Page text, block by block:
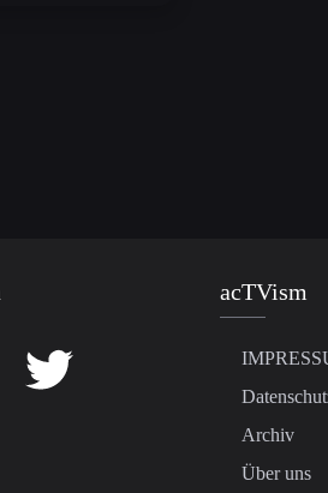
acTVism
Archiv
Über uns